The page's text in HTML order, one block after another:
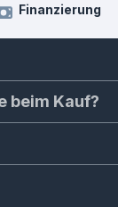
Finanzierung
beim Kauf?